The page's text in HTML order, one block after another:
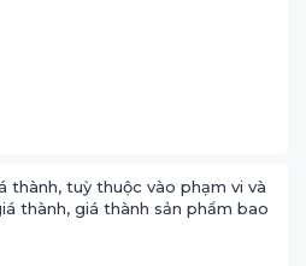
thành, tuỳ thuộc vào phạm vi và
thành, giá thành sản phẩm bao